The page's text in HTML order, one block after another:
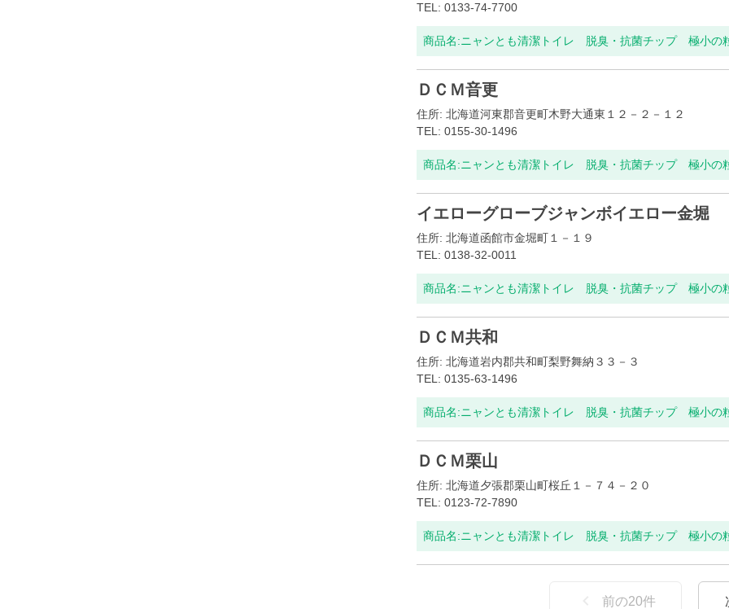
TEL: 0133-74-7700
商品名:ニャンとも清潔トイレ 脱臭・抗菌チップ 極小
ＤＣＭ音更
住所: 北海道河東郡音更町木野大通東１２－２－１２
TEL: 0155-30-1496
商品名:ニャンとも清潔トイレ 脱臭・抗菌チップ 極小
イエローグローブジャンボイエロー金堀
住所: 北海道函館市金堀町１－１９
TEL: 0138-32-0011
商品名:ニャンとも清潔トイレ 脱臭・抗菌チップ 極小
ＤＣＭ共和
住所: 北海道岩内郡共和町梨野舞納３３－３
TEL: 0135-63-1496
商品名:ニャンとも清潔トイレ 脱臭・抗菌チップ 極小
ＤＣＭ栗山
住所: 北海道夕張郡栗山町桜丘１－７４－２０
TEL: 0123-72-7890
商品名:ニャンとも清潔トイレ 脱臭・抗菌チップ 極小
前の20件